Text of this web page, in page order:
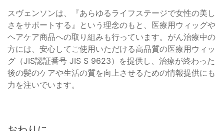
スヴェンソンは、『あらゆるライフステージで女性の美し
さをサポートする』という理念のもと、医療用ウィッグや
ヘアケア商品への取り組みも行っています。がん治療中の
方には、安心してご使用いただける高品質の医療用ウィッ
グ（JIS認証番号 JIS S 9623）を提供し、治療が終わった
後の髪のケアや生活の質を向上させるための情報提供にも
力を注いでいます。